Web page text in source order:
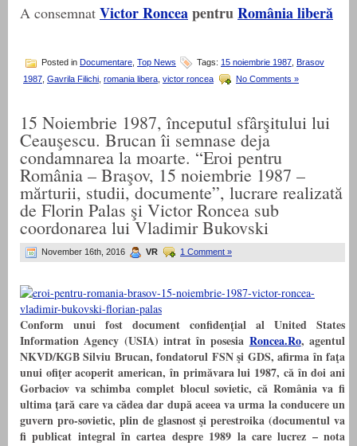
A consemnat Victor RonceapentruRomânia liberă
Posted in Documentare Top News Tags: 15 noiembrie 1987
Brasov
1987 Gavrila Filichi romania libera victor roncea No Comments »
15 Noiembrie 1987, începutul sfârşitului lui
Ceauşescu. Brucan îi semnase deja
condamnarea la moarte. “Eroi pentru
România – Braşov, 15 noiembrie 1987 –
mărturii, studii, documente”, lucrare realizată
de Florin Palas şi Victor Roncea sub
coordonarea lui Vladimir Bukovski
November 16th, 2016 VR 1 Comment »
Conform unui fost document confidenţial al United States
Information Agency (USIA) intrat în posesia Roncea.Ro, agentul
NKVD/KGB Silviu Brucan, fondatorul FSN şi GDS, afirma în faţa
unui ofiţer acoperit american, în primăvara lui 1987, că în doi ani
Gorbaciov va schimba complet blocul sovietic, că România va fi
ultima ţară care va cădea dar după aceea va urma la conducere un
guvern pro-sovietic, plin de glasnost şi perestroika (documentul va
fi publicat integral în cartea despre 1989 la care lucrez – nota